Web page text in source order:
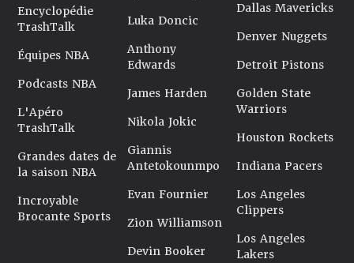
Encyclopédie
TrashTalk
Équipes NBA
Podcasts NBA
L'Apéro
TrashTalk
Grandes dates de
la saison NBA
Incroyable
Brocante Sports
Luka Doncic
Anthony
Edwards
James Harden
Nikola Jokic
Giannis
Antetokounmpo
Evan Fournier
Zion Williamson
Devin Booker
Dallas Mavericks
Denver Nuggets
Detroit Pistons
Golden State
Warriors
Houston Rockets
Indiana Pacers
Los Angeles
Clippers
Los Angeles
Lakers